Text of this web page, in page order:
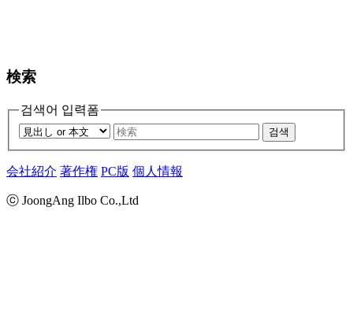
検索
검색어 입력폼
검색
会社紹介 著作権 PC版 個人情報
ⓒ JoongAng Ilbo Co.,Ltd